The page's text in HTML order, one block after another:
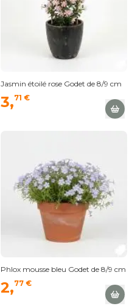
Jasmin étoilé rose Godet de 8/9 cm
3,71 €
Phlox mousse bleu Godet de 8/9 cm
2,77 €